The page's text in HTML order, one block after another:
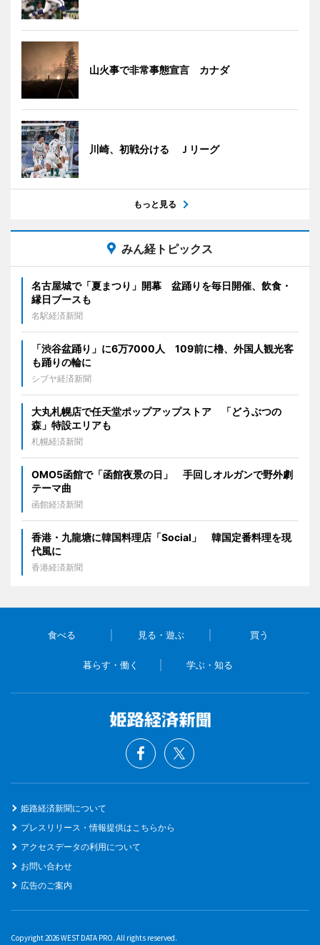
山火事で非常事態宣言 カナダ
川崎、初戦分ける Ｊリーグ
もっと見る
みん経トピックス
名古屋城で「夏まつり」開幕 盆踊りを毎日開催、飲食・
縁日ブースも
名駅経済新聞
「渋谷盆踊り」に6万7000人 109前に櫓、外国人観光客
も踊りの輪に
シブヤ経済新聞
大丸札幌店で任天堂ポップアップストア 「どうぶつの
森」特設エリアも
札幌経済新聞
OMO5函館で「函館夜景の日」 手回しオルガンで野外劇
テーマ曲
函館経済新聞
香港・九龍塘に韓国料理店「Social」 韓国定番料理を現
代風に
香港経済新聞
食べる 見る・遊ぶ 買う
暮らす・働く 学ぶ・知る
姫路経済新聞について
プレスリリース・情報提供はこちらから
アクセスデータの利用について
お問い合わせ
広告のご案内
Copyright 2026 WEST DATA PRO. All rights reserved.